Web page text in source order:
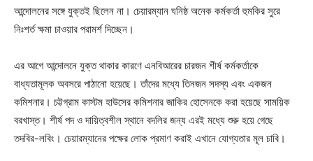
আন্দোলনের সঙ্গে যুক্তই ছিলেন না। চেয়ারম্যান ঘনিষ্ঠ অনেক কর্মকর্তা হুমকির সুরে
নিঃশর্ত ক্ষমা চাওয়ার পরামর্শ দিচ্ছেন।
এর আগে আন্দোলনে যুক্ত থাকার কারণে এনবিআরের চারজন শীর্ষ কর্মকর্তাকে
বাধ্যতামূলক অবসরে পাঠানো হয়েছে। তাঁদের মধ্যে তিনজন সদস্য এবং একজন
কমিশনার। চট্টগ্রাম কাস্টম হাউসের কমিশনার জাকির হোসেনকে করা হয়েছে সাময়িক
বরখাস্ত। শীর্ষ পদ ও দায়িত্বশীল স্থানে বদলির জন্য এরই মধ্যে শুরু হয়ে গেছে
তদবির-লবিং। চেয়ারম্যানের পক্ষের লোক প্রমাণ করাই এখানে যোগ্যতার মূল চাবি।